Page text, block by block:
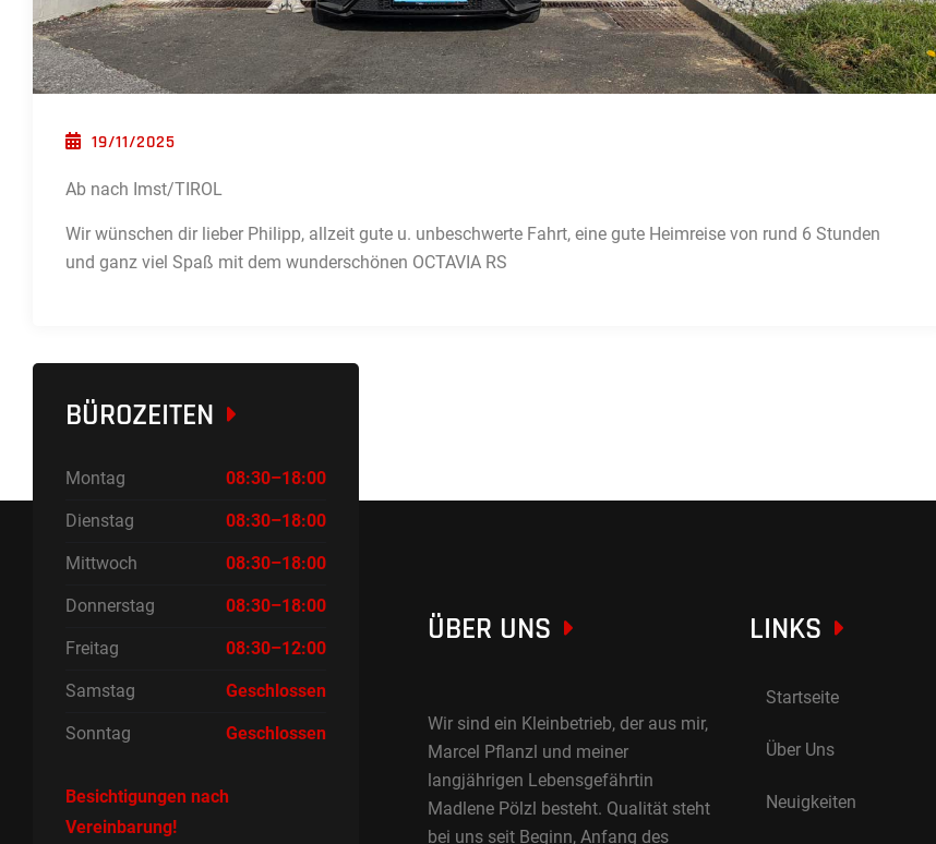
POSTED ON
19/11/2025
Ab nach Imst/TIROL
Wir wünschen dir lieber Philipp, allzeit gute u. unbeschwerte Fahrt, eine gute Heimreise von rund 6 Stunden
und ganz viel Spaß mit dem wunderschönen OCTAVIA RS
BÜROZEITEN
Montag 08:30–18:00
Dienstag 08:30–18:00
Mittwoch 08:30–18:00
Donnerstag 08:30–18:00
Freitag 08:30–12:00
Samstag Geschlossen
Sonntag Geschlossen
Besichtigungen nach
Vereinbarung!
ÜBER UNS
Wir sind ein Kleinbetrieb, der aus mir,
Marcel Pflanzl und meiner
langjährigen Lebensgefährtin
Madlene Pölzl besteht. Qualität steht
bei uns seit Beginn, Anfang des
LINKS
Startseite
Über Uns
Neuigkeiten